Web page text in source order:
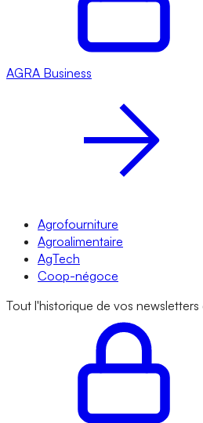
AGRA Business
Agrofourniture
Agroalimentaire
AgTech
Coop-négoce
Tout l'historique de vos